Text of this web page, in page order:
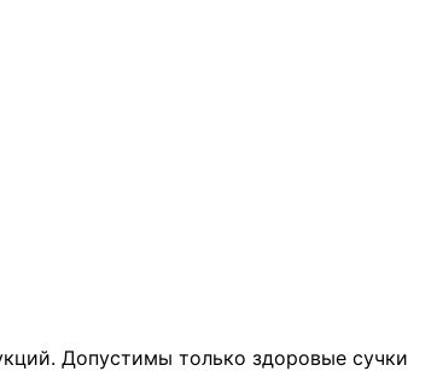
Допустимы только здоровые сучки